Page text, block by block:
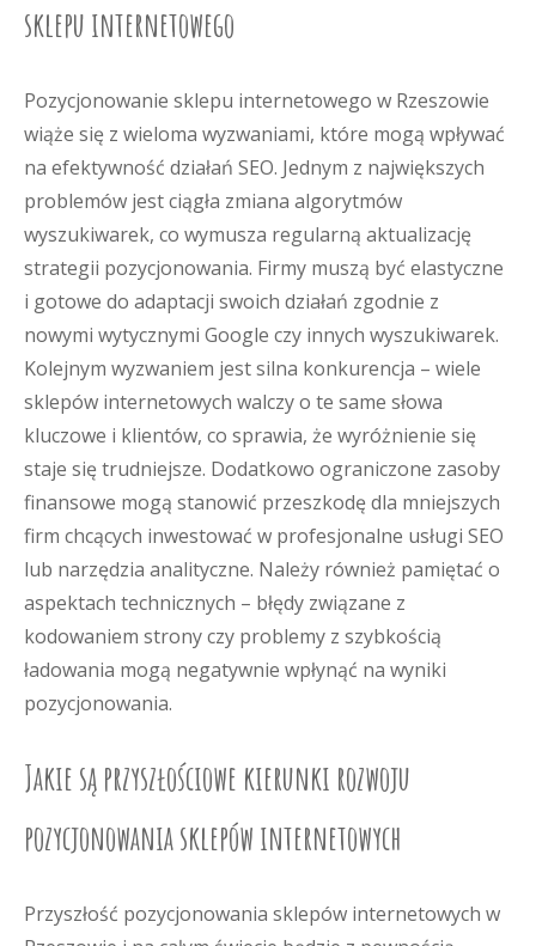
sklepu internetowego
Pozycjonowanie sklepu internetowego w Rzeszowie
wiąże się z wieloma wyzwaniami, które mogą wpływać
na efektywność działań SEO. Jednym z największych
problemów jest ciągła zmiana algorytmów
wyszukiwarek, co wymusza regularną aktualizację
strategii pozycjonowania. Firmy muszą być elastyczne
i gotowe do adaptacji swoich działań zgodnie z
nowymi wytycznymi Google czy innych wyszukiwarek.
Kolejnym wyzwaniem jest silna konkurencja – wiele
sklepów internetowych walczy o te same słowa
kluczowe i klientów, co sprawia, że wyróżnienie się
staje się trudniejsze. Dodatkowo ograniczone zasoby
finansowe mogą stanowić przeszkodę dla mniejszych
firm chcących inwestować w profesjonalne usługi SEO
lub narzędzia analityczne. Należy również pamiętać o
aspektach technicznych – błędy związane z
kodowaniem strony czy problemy z szybkością
ładowania mogą negatywnie wpłynąć na wyniki
pozycjonowania.
Jakie są przyszłościowe kierunki rozwoju
pozycjonowania sklepów internetowych
Przyszłość pozycjonowania sklepów internetowych w